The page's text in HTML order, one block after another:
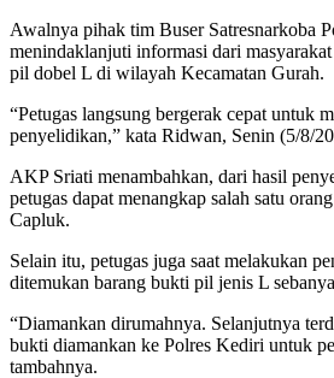
Awalnya pihak tim Buser Satresnarkoba
menindaklanjuti informasi dari
pil dobel L di wilayah Kecamatan Gurah.
“Petugas langsung bergerak cepat untuk
penyelidikan,” kata Ridwan, Senin (5/8/
AKP Sriati menambahkan, dari hasil
petugas dapat menangkap salah satu
Capluk.
Selain itu, petugas juga saat melakukan
ditemukan barang bukti pil jenis L
“Diamankan dirumahnya. Selanjutnya
bukti diamankan ke Polres Kediri untuk
tambahnya.